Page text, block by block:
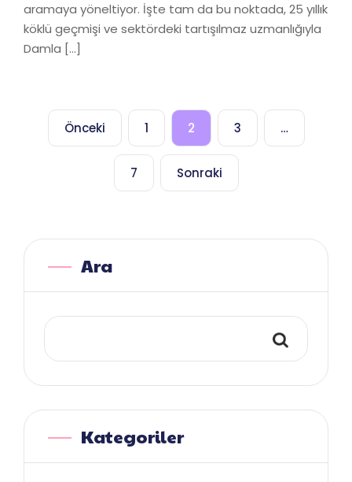
aramaya yöneltiyor. İşte tam da bu noktada, 25 yıllık
köklü geçmişi ve sektördeki tartışılmaz uzmanlığıyla
Damla […]
Yazı
sayfalandırması
Önceki 1 2 3 …
7 Sonraki
Ara
Kategoriler